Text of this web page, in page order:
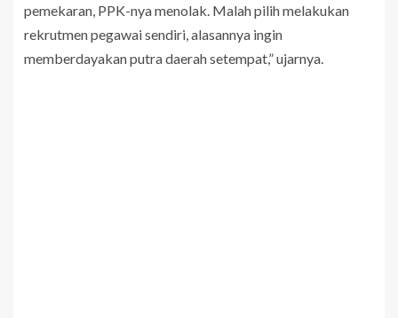
pemekaran, PPK-nya menolak. Malah pilih melakukan
rekrutmen pegawai sendiri, alasannya ingin
memberdayakan putra daerah setempat,” ujarnya.